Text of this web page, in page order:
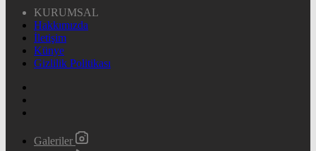
KURUMSAL
Hakkımızda
İletişim
Künye
Gizlilik Politikası
Galeriler